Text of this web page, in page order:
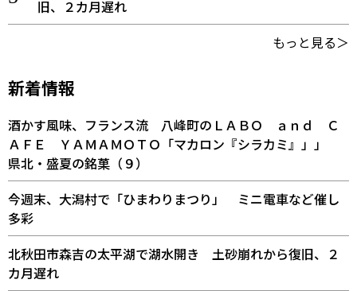
旧、２カ月遅れ
もっと見る＞
新着情報
酒かす風味、フランス流 八峰町のＬＡＢＯ ａｎｄ Ｃ
ＡＦＥ ＹＡＭＡＭＯＴＯ「マカロン『シラカミ』」」
県北・盛夏の銘菓（９）
今週末、大潟村で「ひまわりまつり」 ミニ電車など催し
多彩
北秋田市森吉の太平湖で湖水開き 土砂崩れから復旧、２
カ月遅れ